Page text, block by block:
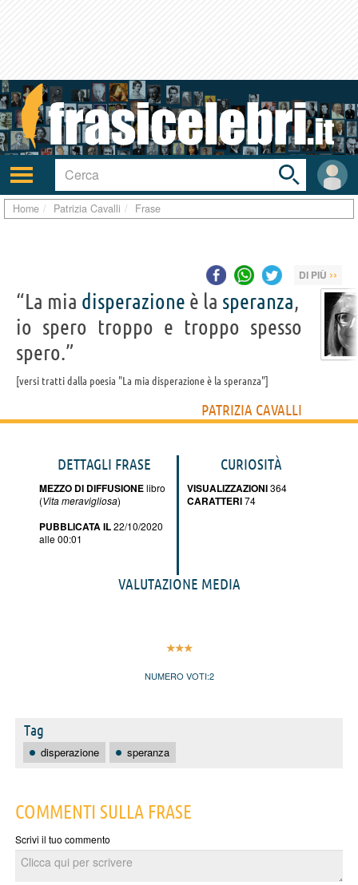
Attiva/disattiva
navigazione
User
area
Toggle
search
bar
Home Patrizia Cavalli Frase
DI PIÙ ››
“La mia disperazione è la speranza,
io spero troppo e troppo spesso
spero.”
versi tratti dalla poesia "La mia disperazione è la speranza"
PATRIZIA CAVALLI
DETTAGLI FRASE
MEZZO DI DIFFUSIONElibro
(Vita meravigliosa)
PUBBLICATA IL22/10/2020
alle 00:01
CURIOSITÀ
VISUALIZZAZIONI364
CARATTERI74
VALUTAZIONE MEDIA
NUMERO VOTI:2
Tag
disperazione speranza
COMMENTI SULLA FRASE
Scrivi il tuo commento